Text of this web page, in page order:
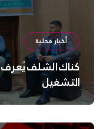
أخبار محلية
كناك الشلف يُعرف
التشغيل